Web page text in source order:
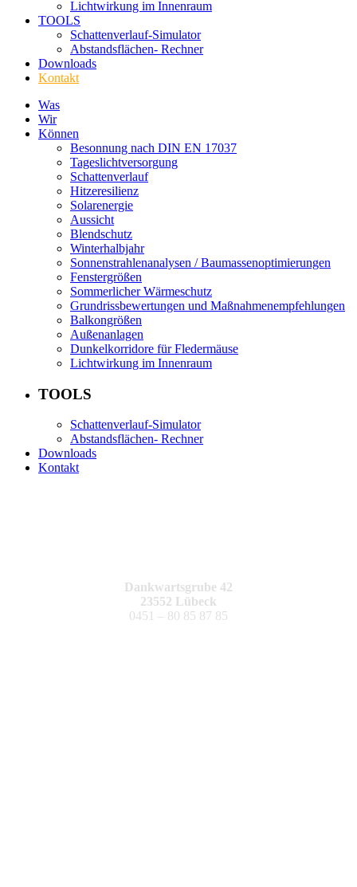
Lichtwirkung im Innenraum
TOOLS
Schattenverlauf-Simulator
Abstandsflächen- Rechner
Downloads
Kontakt
Was
Wir
Können
Besonnung nach DIN EN 17037
Tageslichtversorgung
Schattenverlauf
Hitzeresilienz
Solarenergie
Aussicht
Blendschutz
Winterhalbjahr
Sonnenstrahlenanalysen / Baumassenoptimierungen
Fenstergrößen
Sommerlicher Wärmeschutz
Grundrissbewertungen und Maßnahmenempfehlungen
Balkongrößen
Außenanlagen
Dunkelkorridore für Fledermäuse
Lichtwirkung im Innenraum
TOOLS
Schattenverlauf-Simulator
Abstandsflächen- Rechner
Downloads
Kontakt
Dankwartsgrube 42
23552 Lübeck
0451 – 80 85 87 85